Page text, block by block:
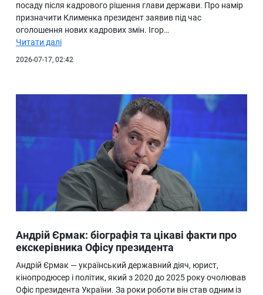
посаду після кадрового рішення глави держави. Про намір
призначити Клименка президент заявив під час
оголошення нових кадрових змін. Ігор…
Читати далі
2026-07-17, 02:42
Андрій Єрмак: біографія та цікаві факти про
екскерівника Офісу президента
Андрій Єрмак — український державний діяч, юрист,
кінопродюсер і політик, який з 2020 до 2025 року очолював
Офіс президента України. За роки роботи він став одним із